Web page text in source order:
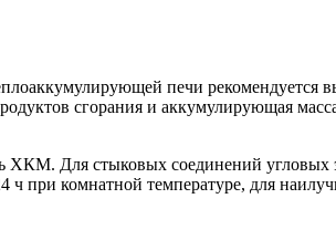
печи рекомендуется
сгорания и аккумулирующая
Для стыковых соединений угловых
при комнатной температуре, для